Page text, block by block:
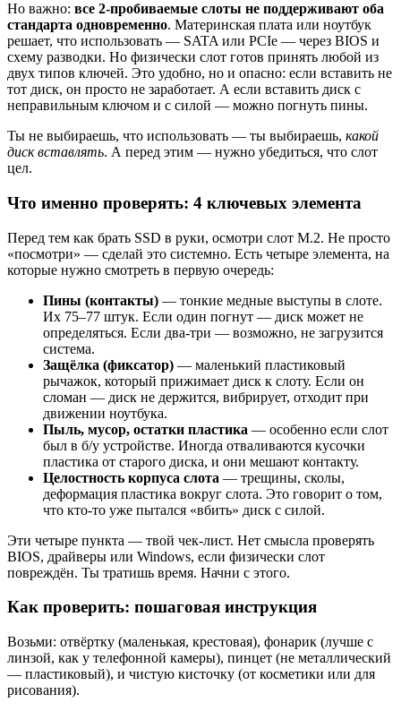
Но важно: все 2-пробиваемые слоты не поддерживают оба
стандарта одновременно. Материнская плата или ноутбук
решает, что использовать — SATA или PCIe — через BIOS и
схему разводки. Но физически слот готов принять любой из
двух типов ключей. Это удобно, но и опасно: если вставить не
тот диск, он просто не заработает. А если вставить диск с
неправильным ключом и с силой — можно погнуть пины.
Ты не выбираешь, что использовать — ты выбираешь, какой
диск вставлять. А перед этим — нужно убедиться, что слот
цел.
Что именно проверять: 4 ключевых элемента
Перед тем как брать SSD в руки, осмотри слот M.2. Не просто
«посмотри» — сделай это системно. Есть четыре элемента, на
которые нужно смотреть в первую очередь:
Пины (контакты) — тонкие медные выступы в слоте.
Их 75–77 штук. Если один погнут — диск может не
определяться. Если два-три — возможно, не загрузится
система.
Защёлка (фиксатор) — маленький пластиковый
рычажок, который прижимает диск к слоту. Если он
сломан — диск не держится, вибрирует, отходит при
движении ноутбука.
Пыль, мусор, остатки пластика — особенно если слот
был в б/у устройстве. Иногда отваливаются кусочки
пластика от старого диска, и они мешают контакту.
Целостность корпуса слота — трещины, сколы,
деформация пластика вокруг слота. Это говорит о том,
что кто-то уже пытался «вбить» диск с силой.
Эти четыре пункта — твой чек-лист. Нет смысла проверять
BIOS, драйверы или Windows, если физически слот
повреждён. Ты тратишь время. Начни с этого.
Как проверить: пошаговая инструкция
Возьми: отвёртку (маленькая, крестовая), фонарик (лучше с
линзой, как у телефонной камеры), пинцет (не металлический
— пластиковый), и чистую кисточку (от косметики или для
рисования).